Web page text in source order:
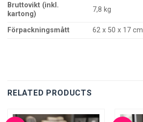
Bruttovikt (inkl.
kartong)
7,8 kg
Förpackningsmått 62 x 50 x 17 cm
RELATED PRODUCTS